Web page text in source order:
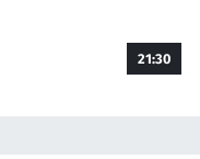
21:30